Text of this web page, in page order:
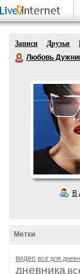
Записи Друзья
Любовь
В
Метки
видео всё для
дневника